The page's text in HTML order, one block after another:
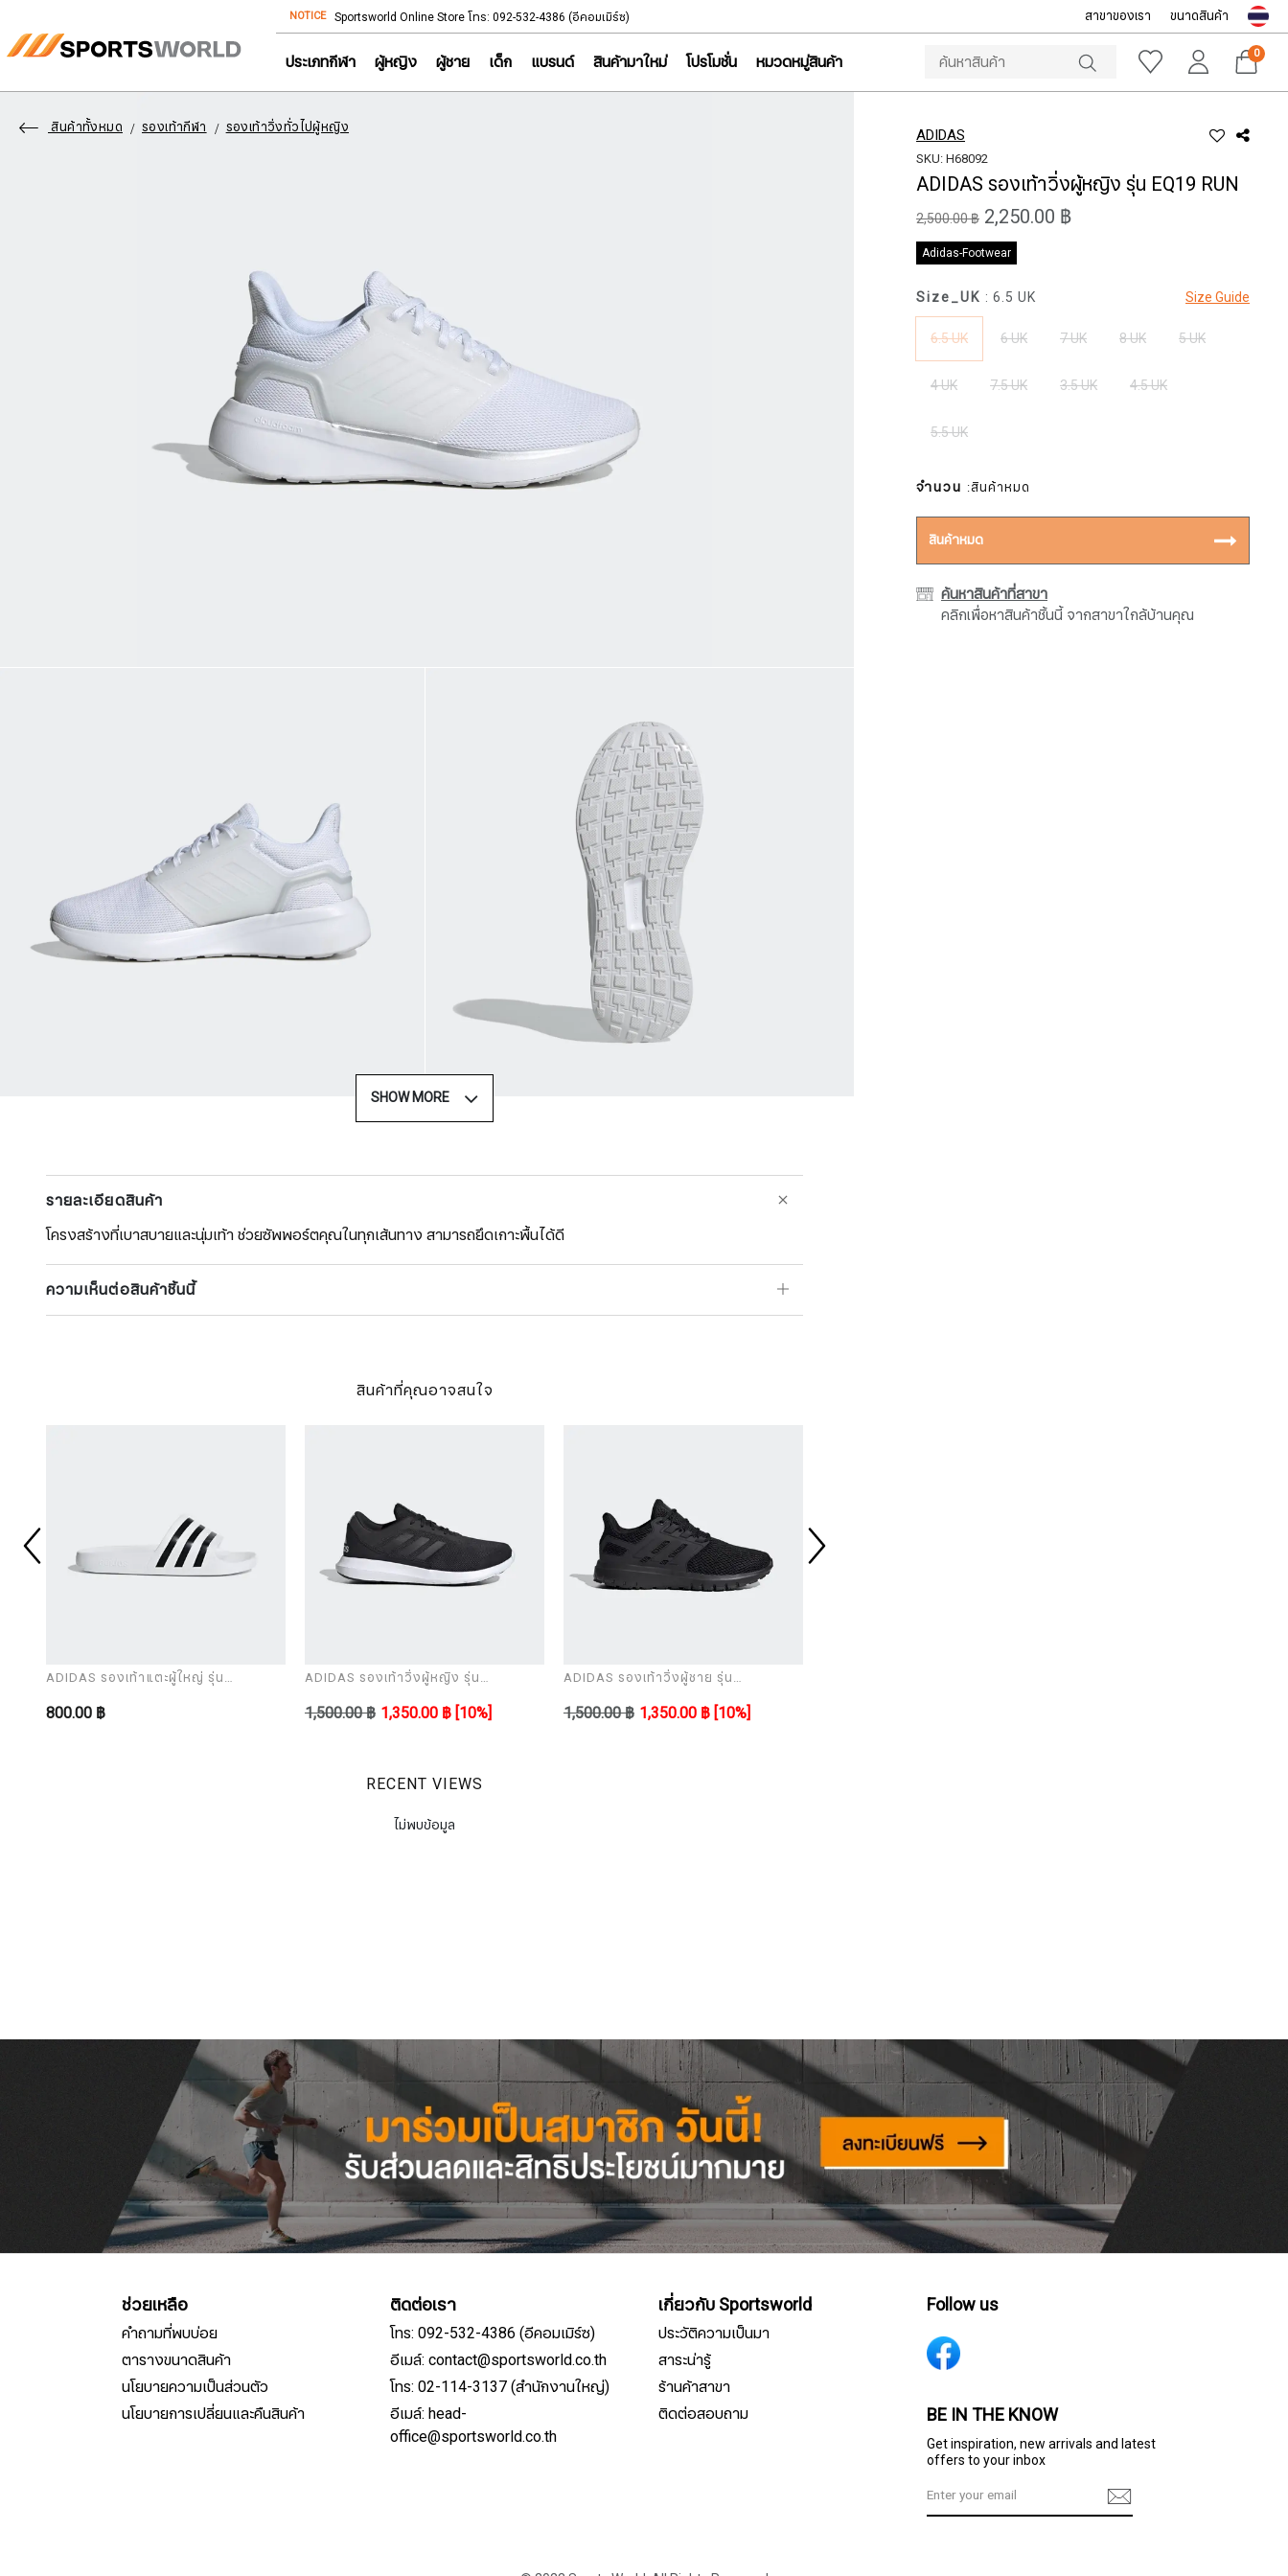
NOTICE Sportsworld Online Store โทร: 092-532-4386 (อีคอมเมิร์ซ) NOTICE Sportsworld
สาขาของเรา ขนาดสินค้า
ประเภทกีฬา ผู้หญิง ผู้ชาย เด็ก แบรนด์ สินค้ามาใหม่ โปรโมชั่น หมวดหมู่สินค้า 0
สินค้าทั้งหมด รองเท้ากีฬา รองเท้าวิ่งทั่วไปผู้หญิง
SHOW MORE
รายละเอียดสินค้า
โครงสร้างที่เบาสบายและนุ่มเท้า ช่วยซัพพอร์ตคุณในทุกเส้นทาง สามารถยึดเกาะพื้นได้ดี
ความเห็นต่อสินค้าชิ้นนี้
สินค้าที่คุณอาจสนใจ
ADIDAS รองเท้าแตะผู้ใหญ่ รุ่น
800.00 ฿
ADIDAS รองเท้าวิ่งผู้หญิง รุ่น
1,500.00 ฿ 1,350.00 ฿ [10%]
ADIDAS รองเท้าวิ่งผู้ชาย รุ่น
1,500.00 ฿ 1,350.00 ฿ [10%]
RECENT VIEWS
ไม่พบข้อมูล
ADIDAS
SKU: H68092
ADIDAS รองเท้าวิ่งผู้หญิง รุ่น EQ19 RUN
2,500.00 ฿ 2,250.00 ฿
Adidas-Footwear
Size Guide
Size_UK : 6.5 UK
6.5 UK 6 UK 7 UK 8 UK 5 UK
4 UK 7.5 UK 3.5 UK 4.5 UK
5.5 UK
จำนวน :สินค้าหมด
สินค้าหมด
ค้นหาสินค้าที่สาขา
คลิกเพื่อหาสินค้าชิ้นนี้ จากสาขาใกล้บ้านคุณ
ช่วยเหลือ
คำถามที่พบบ่อย
ตารางขนาดสินค้า
นโยบายความเป็นส่วนตัว
นโยบายการเปลี่ยนและคืนสินค้า
ติดต่อเรา
โทร: 092-532-4386 (อีคอมเมิร์ซ)
อีเมล์: contact@sportsworld.co.th
โทร: 02-114-3137 (สำนักงานใหญ่)
อีเมล์: head-
office@sportsworld.co.th
เกี่ยวกับ Sportsworld
ประวัติความเป็นมา
สาระน่ารู้
ร้านค้าสาขา
ติดต่อสอบถาม
Follow us
BE IN THE KNOW
Get inspiration, new arrivals and latest
offers to your inbox
สมัครรับจดหมายข่าว